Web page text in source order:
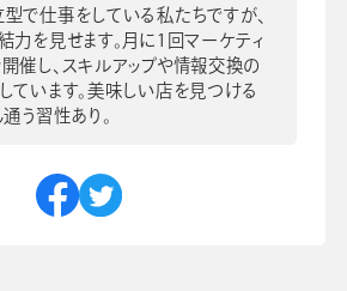
で仕事をしている私たちですが、
力を見せます。月に1回マーケティ
催し、スキルアップや情報交換の
ています。美味しい店を見つける
う習性あり。